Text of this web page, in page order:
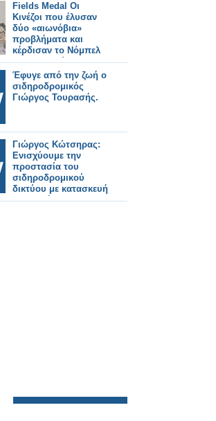
Fields Medal Οι
Κινέζοι που έλυσαν
δύο «αιωνόβια»
προβλήματα και
κέρδισαν το Νόμπελ
Μαθηματικών
Έφυγε από την ζωή ο
σιδηροδρομικός
Γιώργος Τουρασής.
Γιώργος Κώτσηρας:
Ενισχύουμε την
προστασία του
σιδηροδρομικού
δικτύου με κατασκευή
ενισχυμένης